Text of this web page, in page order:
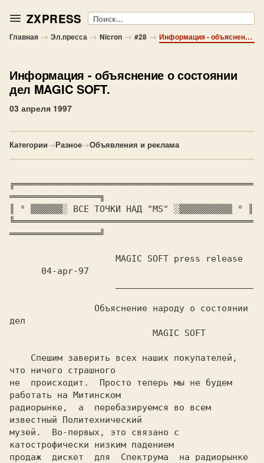
ZXPRESS Поиск
Главная → Эл.пресса → Nicron → #28 → Информация - объяснение о состоянии дел MAGIC SOFT.
Информация - объяснение о состоянии
дел MAGIC SOFT.
03 апреля 1997
Категории→Разное→Объявления и реклама
╔═════════════════════════════════════════════
═════════════════╗
║ ° ▒▒▒▒▒▒░ ВСЕ ТОЧКИ НАД "MS" ░▒▒▒▒▒▒▒▒▒▒ ° ║
╚═════════════════════════════════════════════
═════════════════╝
дел
что ничего страшного
не  происходит.  Просто теперь мы не будем
работать на Митинском
радиорынке,  а  перебазируемся во всем
известный Политехнический
музей.  Во-первых, это связано с
катострофически низким падением
продаж  дискет  для  Спектрума  на радиорынке